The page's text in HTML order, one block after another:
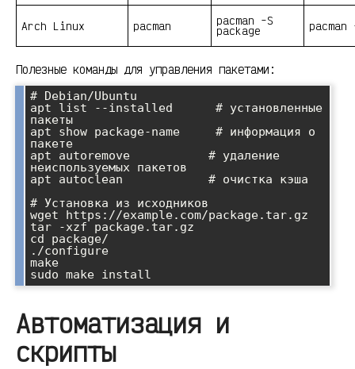
Arch Linux pacman pacman -S
package pacman
Полезные команды для управления пакетами:
# Debian/Ubuntu
apt list --installed      # установленные
пакеты
apt show package-name     # информация о
пакете
apt autoremove           # удаление
неиспользуемых пакетов
apt autoclean            # очистка кэша
# Установка из исходников
wget https://example.com/package.tar.gz
tar -xzf package.tar.gz
cd package/
./configure
make
Автоматизация и
скрипты